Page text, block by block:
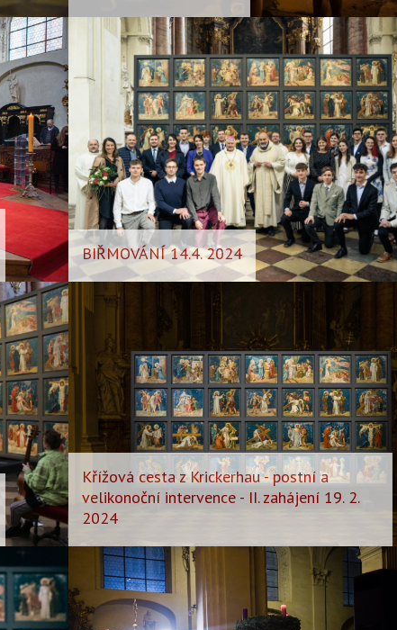
BIŘMOVÁNÍ 14.4. 2024
Křížová cesta z Krickerhau - postní a
velikonoční intervence - II. zahájení 19. 2.
2024